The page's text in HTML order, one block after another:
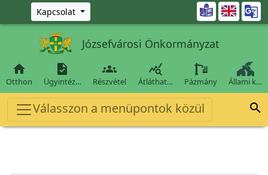
Ugrás a fő tartalomra
Kapcsolat 
Józsefvárosi Önkormányzat

Otthon

Ügyintéz…

Részvétel

Átláthat… Pázmány Állami k…
Válasszon a menüpontok közül 